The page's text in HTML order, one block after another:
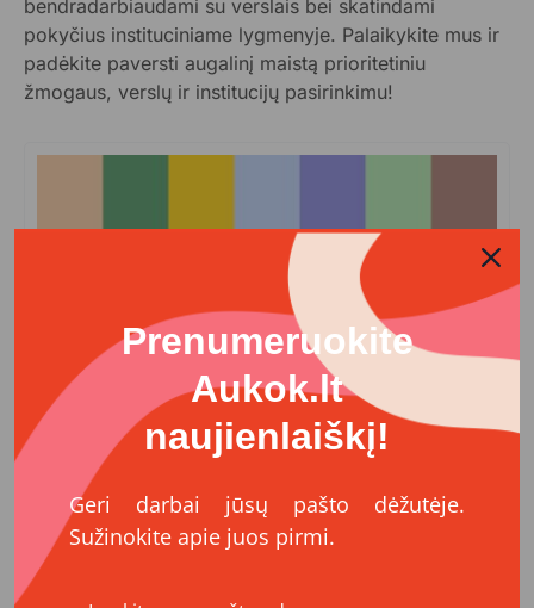
bendradarbiaudami su verslais bei skatindami
pokyčius instituciniame lygmenyje. Palaikykite mus ir
padėkite paversti augalinį maistą prioritetiniu
žmogaus, verslų ir institucijų pasirinkimu!
Prenumeruokite
Aukok.lt
naujienlaiškį!
Geri darbai jūsų pašto dėžutėje.
Sužinokite apie juos pirmi.